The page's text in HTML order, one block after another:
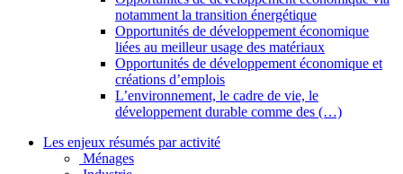
notamment la transition énergétique
Opportunités de développement économique
liées au meilleur usage des matériaux
Opportunités de développement économique et
créations d’emplois
L’environnement, le cadre de vie, le
développement durable comme des (…)
Les enjeux résumés par activité
Ménages